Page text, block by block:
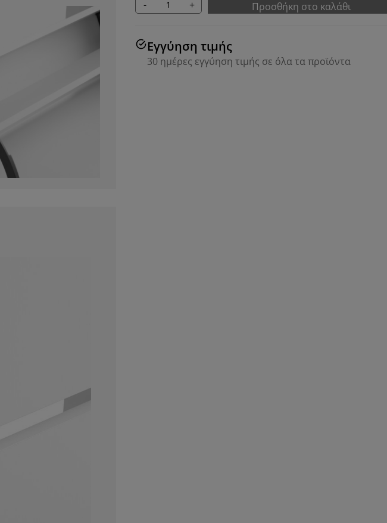
- + Προσθήκη στο καλάθι
Εγγύηση τιμής
30 ημέρες εγγύηση τιμής σε όλα τα προϊόντα